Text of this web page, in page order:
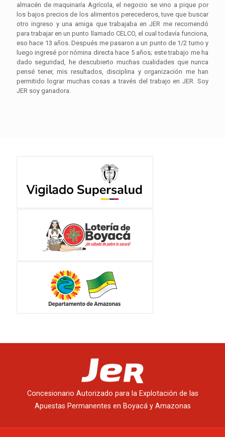
almacén de maquinaría Agrícola, el negocio se vino a pique por
los bajos precios de los alimentos perecederos, tuve que buscar
otro ingreso y una amiga que trabajaba en JER me recomendó
para trabajar en un punto llamado CELCO, el cual todavía funciona,
eso hace 13 años. Después me pasaron a un punto de 1/2 turno y
luego ingresé por nómina directa hace 5 años; este trabajo me ha
dado seguridad, he descubierto muchas cualidades que nunca
pensé tener, mis resultados, disciplina y organización me han
permitido lograr muchas cosas a través del trabajo en JER. Soy
JER soy ganadora.
Concesionario Autorizado para la Explotación de las
Apuestas Permanentes en Boyacá y Amazonas